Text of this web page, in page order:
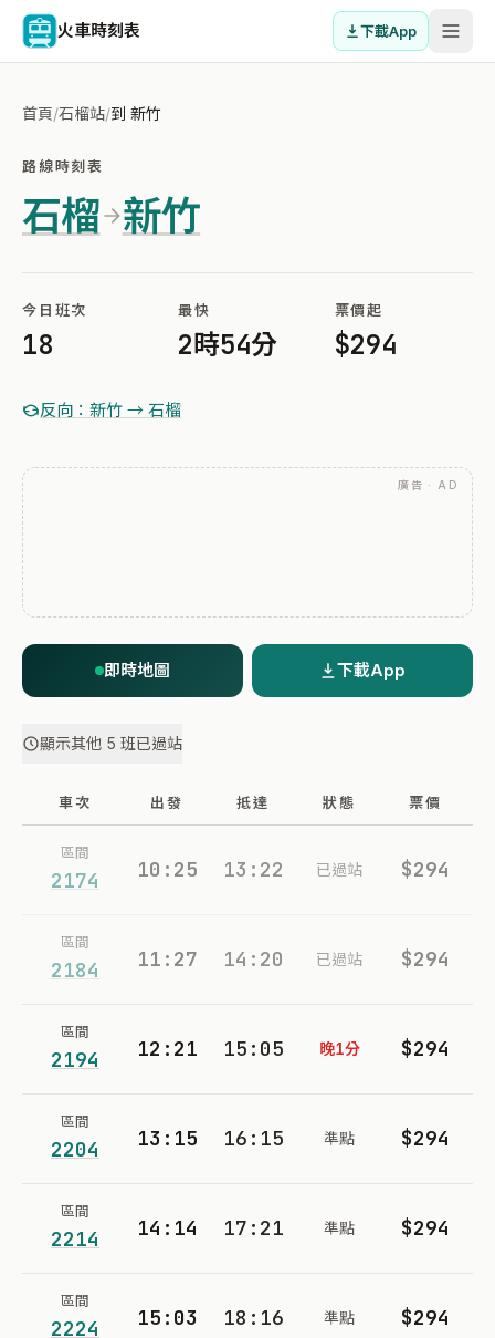
火車時刻表 下載App
首頁/石榴站/到 新竹
路線時刻表
石榴 新竹
今日班次
18
最快
2時54分
票價起
$294
反向：新竹 → 石榴
廣告 · AD
即時地圖 下載App
顯示其他 5 班已過站
車次 出發 抵達 狀態 票價
區間
2174 10:25 13:22 已過站 $294
區間
2184 11:27 14:20 已過站 $294
區間
2194 12:21 15:05 晚1分 $294
區間
2204 13:15 16:15 準點 $294
區間
2214 14:14 17:21 準點 $294
區間
2224 15:03 18:16 準點 $294